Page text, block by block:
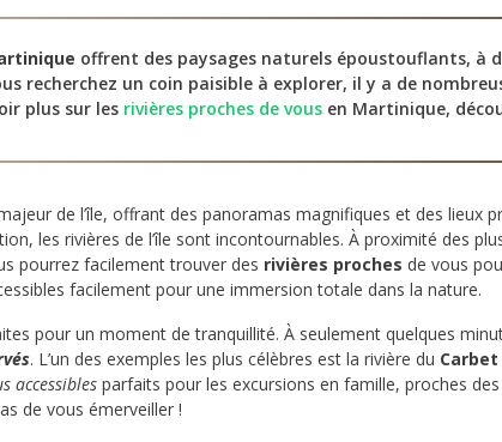
offrent des paysages naturels époustouflants, à
recherchez un coin paisible à explorer, il y a de
plus sur les rivières proches de vous en Martinique,
de l’île, offrant des panoramas magnifiques et des lieux
les rivières de l’île sont incontournables. À proximité des
pourrez facilement trouver des rivières proches de vous
facilement pour une immersion totale dans la nature.
pour un moment de tranquillité. À seulement quelques
. L’un des exemples les plus célèbres est la rivière du Carbet
accessibles parfaits pour les excursions en famille, proches
de vous émerveiller !